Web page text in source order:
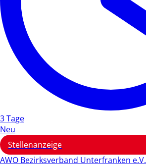
3 Tage
Neu
Stellenanzeige
AWO Bezirksverband Unterfranken e.V.